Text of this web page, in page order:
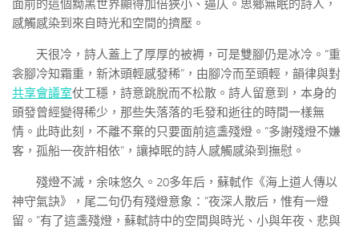
面前的這個黝黑世界顯得加倍狹小、逼仄。思鄉無眠的詩人，
感觸感染到來自時光和空間的擠壓。
天很冷，詩人蓋上了厚厚的被褥，可是雙腳仍是冰冷。“重
衾腳冷知霜重，新沐頭輕感發稀”，由腳冷而至頭輕，韻律與對
共享會議室仗工穩，詩意跳脫而不松散。詩人留意到，本身的
頭發曾經變得稀少，那些失落落的毛發和逝往的時間一樣無
情。此時此刻，不離不棄的只要面前這盞殘燈。“多謝殘燈不嫌
客，孤船一夜許相依”，讓掉眠的詩人感觸感染到撫慰。
殘燈不滅，余味悠久。20多年后，蘇軾作《海上道人傳以
神守氣訣》，尾二句仍有殘燈意象：“夜深人散后，惟有一燈
留。”有了這盞殘燈，蘇軾詩中的空間與時光、小與年夜、悲與